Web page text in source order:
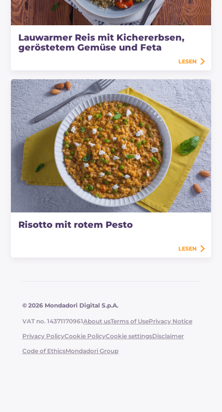
Lauwarmer Reis mit Kichererbsen,
geröstetem Gemüse und Feta
LESEN
Risotto mit rotem Pesto
LESEN
© 2026 Mondadori Digital S.p.A.
VAT no. 14371170961About usTerms of UsePrivacy Notice
Privacy PolicyCookie PolicyCookie settingsDisclaimer
Code of EthicsMondadori Group